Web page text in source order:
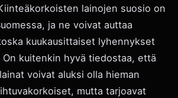
lainojen suosio on
ja ne voivat auttaa
kuukausittaiset lyhennykset
On kuitenkin hyvä tiedostaa, että
voivat aluksi olla hieman
mutta tarjoavat